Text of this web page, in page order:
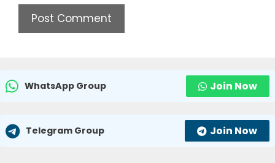
WhatsApp Group Join Now
Telegram Group Join Now